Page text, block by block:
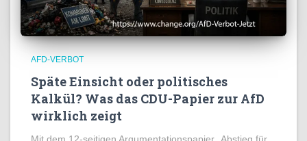
AFD-VERBOT
Späte Einsicht oder politisches
Kalkül? Was das CDU-Papier zur AfD
wirklich zeigt
Mit dem 12-seitigen Argumentationspapier „Abstieg für